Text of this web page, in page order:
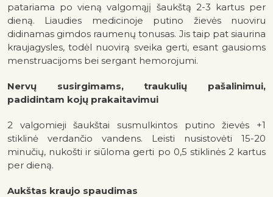
patariama po vieną valgomąjį šaukštą 2-3 kartus per
dieną. Liaudies medicinoje putino žievės nuoviru
didinamas gimdos raumenų tonusas. Jis taip pat siaurina
kraujagysles, todėl nuovirą sveika gerti, esant gausioms
menstruacijoms bei sergant hemorojumi.
Nervų susirgimams, traukulių pašalinimui,
padidintam kojų prakaitavimui
2 valgomieji šaukštai susmulkintos putino žievės +1
stiklinė verdančio vandens. Leisti nusistovėti 15-20
minučių, nukošti ir siūloma gerti po 0,5 stiklinės 2 kartus
per dieną.
Aukštas kraujo spaudimas